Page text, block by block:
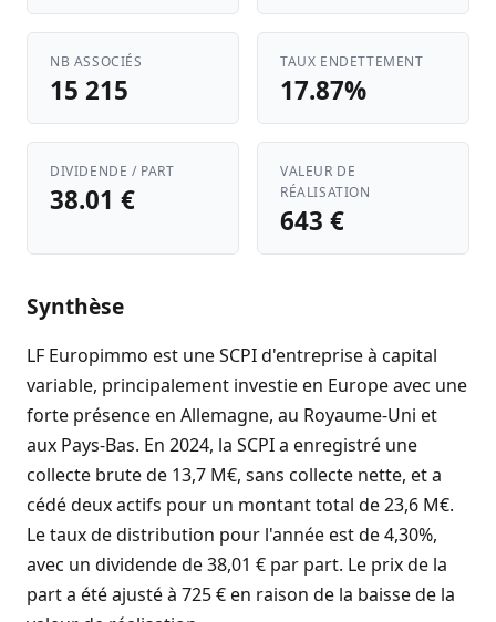
NB ASSOCIÉS
15 215
TAUX ENDETTEMENT
17.87%
DIVIDENDE / PART
38.01 €
VALEUR DE
RÉALISATION
643 €
Synthèse
LF Europimmo est une SCPI d'entreprise à capital
variable, principalement investie en Europe avec une
forte présence en Allemagne, au Royaume-Uni et
aux Pays-Bas. En 2024, la SCPI a enregistré une
collecte brute de 13,7 M€, sans collecte nette, et a
cédé deux actifs pour un montant total de 23,6 M€.
Le taux de distribution pour l'année est de 4,30%,
avec un dividende de 38,01 € par part. Le prix de la
part a été ajusté à 725 € en raison de la baisse de la